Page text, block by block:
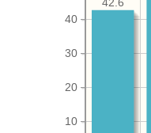
10
20
30
40